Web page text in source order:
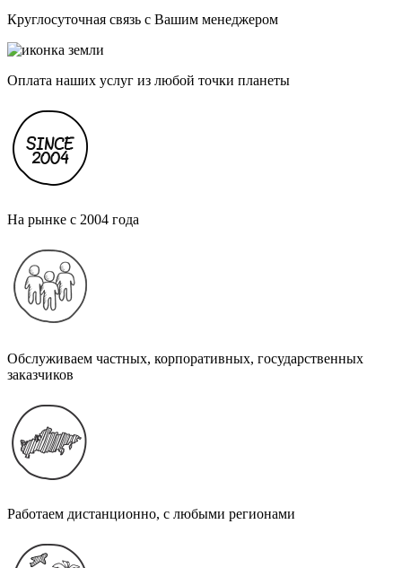
Круглосуточная связь с Вашим менеджером
Оплата наших услуг из любой точки планеты
На рынке с 2004 года
Обслуживаем частных, корпоративных, государственных
заказчиков
Работаем дистанционно, с любыми регионами